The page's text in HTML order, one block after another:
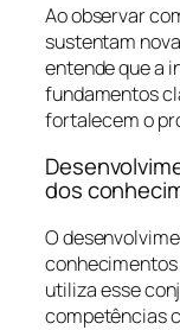
Ao observar
sustentam
entende que a
fundamentos
fortalecem o
dos
O
utiliza esse
competências